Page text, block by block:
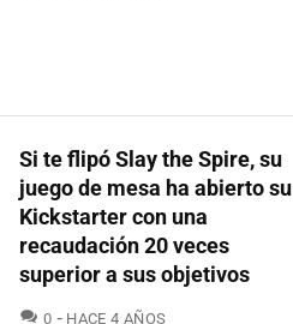
Si te flipó Slay the Spire, su
juego de mesa ha abierto su
Kickstarter con una
recaudación 20 veces
superior a sus objetivos
0 COMENTARIOS
HACE 4 AÑOS